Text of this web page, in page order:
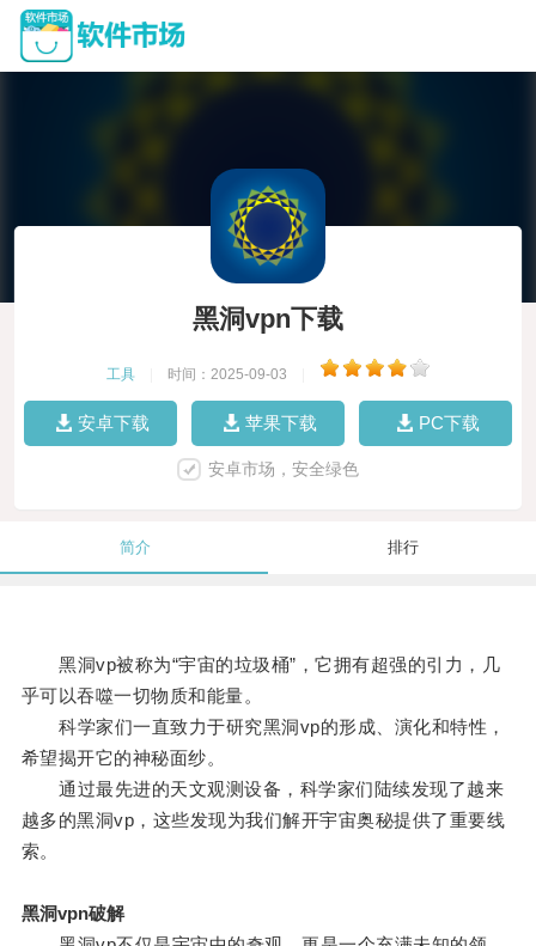
黑洞vpn下载
工具 时间：2025-09-03
安卓下载 苹果下载 PC下载
安卓市场，安全绿色
简介 排行
黑洞vp被称为“宇宙的垃圾桶”，它拥有超强的引力，几
乎可以吞噬一切物质和能量。
科学家们一直致力于研究黑洞vp的形成、演化和特性，
希望揭开它的神秘面纱。
通过最先进的天文观测设备，科学家们陆续发现了越来
越多的黑洞vp，这些发现为我们解开宇宙奥秘提供了重要线
索。
黑洞vpn破解